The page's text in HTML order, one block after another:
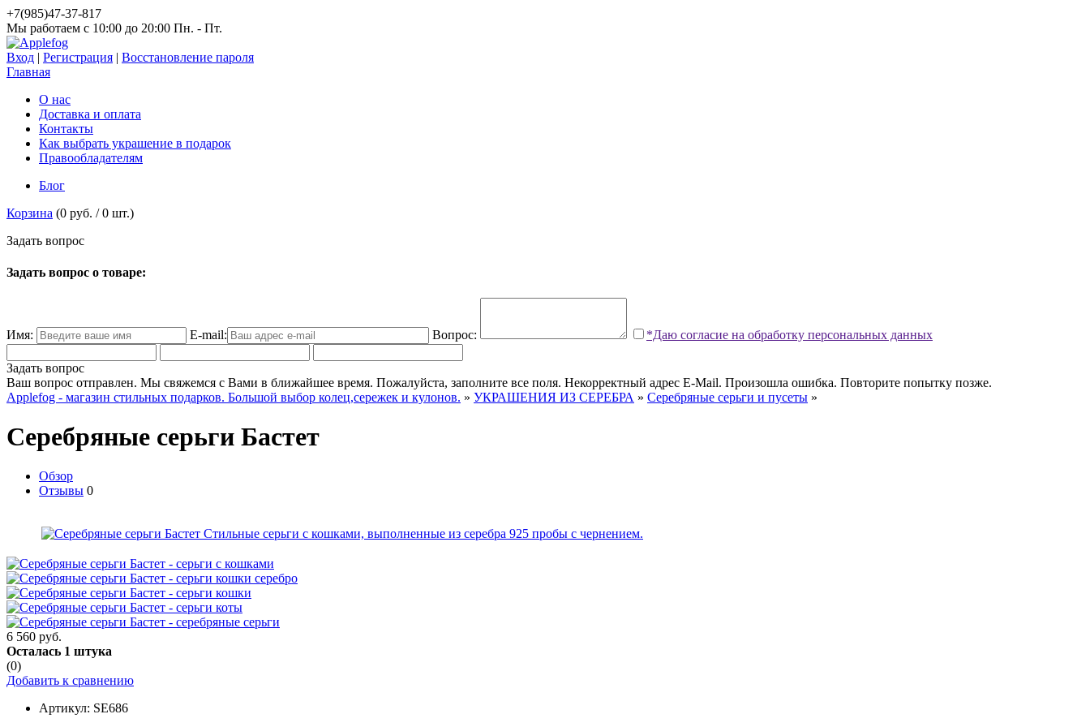
+7(985)47-37-817
Мы работаем c 10:00 до 20:00 Пн. - Пт.
Вход | Регистрация | Восстановление пароля
Главная
О нас
Доставка и оплата
Контакты
Как выбрать украшение в подарок
Правообладателям
Блог
Корзина (0 руб. /0 шт.)
Задать вопрос
Задать вопрос о товаре:
Имя: E-mail: Вопрос: *Даю согласие на обработку персональных данных
Задать вопрос
Ваш вопрос отправлен. Мы свяжемся с Вами в ближайшее время. Пожалуйста, заполните все поля. Некорректный адрес E-Mail. Произошла ошибка. Повторите попытку позже.
Applefog - магазин стильных подарков. Большой выбор колец,сережек и кулонов. » УКРАШЕНИЯ ИЗ СЕРЕБРА » Серебряные серьги и пусеты »
Серебряные серьги Бастет
Обзор
Отзывы 0
6 560 руб.
Осталась 1 штука
(0)
Добавить к сравнению
Артикул: SE686